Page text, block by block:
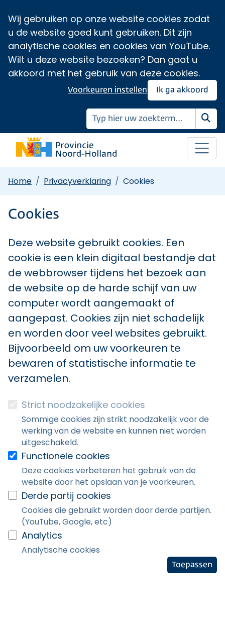
Wij gebruiken op onze website cookies zodat
u de website goed kunt gebruiken. Dit zijn
analytische cookies en cookies van YouTube.
Wilt u deze website bezoeken? Dan gaat u
akkoord met het gebruik van deze cookies.
Ik ga akkoord
Voorkeuren instellen
Home Privacyverklaring Cookies
Cookies
Deze website gebruikt cookies. Een
cookie is een klein digitaal bestandje dat
de webbrowser tijdens het bezoek aan
de website op de harde schijf van uw
computer wordt aangemaakt of
aangepast. Cookies zijn niet schadelijk
en worden door veel websites gebruikt.
Bijvoorbeeld om uw voorkeuren te
bewaren of statistische informatie te
verzamelen.
Strict noodzakelijke cookies
Sommige cookies zijn strikt noodzakelijk voor de
werking van de website en kunnen niet worden
uitgeschakeld.
Functionele cookies
Deze cookies verbeteren het gebruik van de
website door het opslaan van je voorkeuren.
Derde partij cookies
Cookies die gebruikt worden door derde partijen.
(YouTube, Google, etc)
Analytics
Analytische cookies
Toepassen